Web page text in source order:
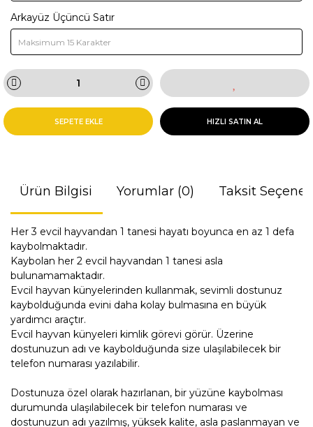
Arkayüz Üçüncü Satır
SEPETE EKLE HIZLI SATIN AL
Ürün Bilgisi Yorumlar (0) Taksit
Her 3 evcil hayvandan 1 tanesi hayatı boyunca en az 1 defa
kaybolmaktadır.
Kaybolan her 2 evcil hayvandan 1 tanesi asla
bulunamamaktadır.
Evcil hayvan künyelerinden kullanmak, sevimli dostunuz
kaybolduğunda evini daha kolay bulmasına en büyük
yardımcı araçtır.
Evcil hayvan künyeleri kimlik görevi görür. Üzerine
dostunuzun adı ve kaybolduğunda size ulaşılabilecek bir
telefon numarası yazılabilir.
Dostunuza özel olarak hazırlanan, bir yüzüne kaybolması
durumunda ulaşılabilecek bir telefon numarası ve
dostunuzun adı yazılmış, yüksek kalite, asla paslanmayan ve